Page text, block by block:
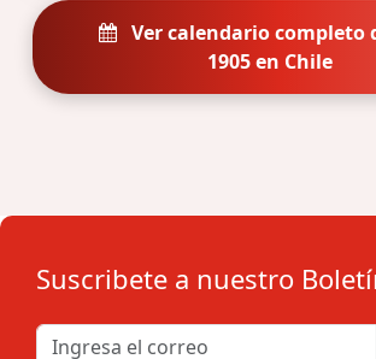
Ver calendario completo
1905 en Chile
Suscribete a nuestro